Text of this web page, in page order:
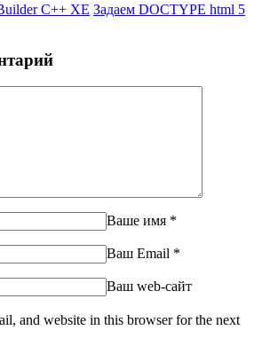
C++ XE Задаем DOCTYPE html 5
Ваше имя *
Ваш Email *
Ваш web-сайт
and website in this browser for the next